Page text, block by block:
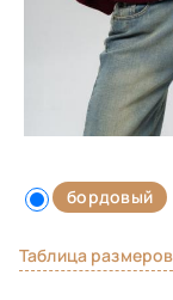
бордовый
Таблица размеров